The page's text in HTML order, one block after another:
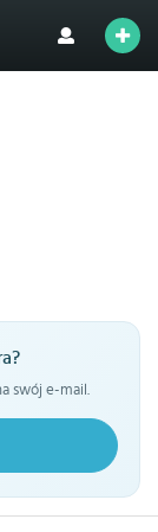
swój e-mail.